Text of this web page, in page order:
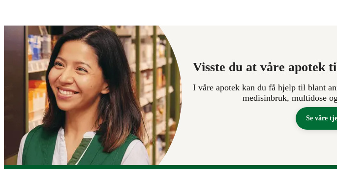
Visste du at våre apotek
I våre apotek kan du få hjelp til blant
medisinbruk, multidose
Se våre